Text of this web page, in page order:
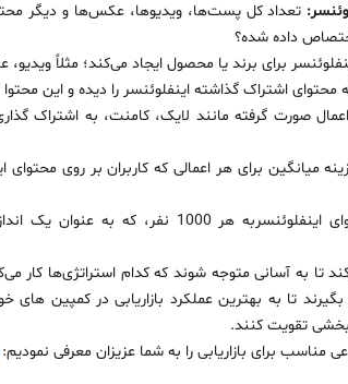
تعداد کل پست‌ها، ویدیوها، عکس‌ها و دیگر
داده شده؟
برای برند یا محصول ایجاد می‌کند؛ مثلاً
محتوای اشتراک گذاشته اینفلوئنسر را دیده و این
صورت گرفته مانند لایک، کامنت، به اشتراک
میانگین برای هر اعمالی که کاربران بر روی محتوای
هزینه تبلیغاتی نمایش محتوای اینفلوئنسربه
تا به آسانی متوجه شوند که کدام استراتژی‌ها کار
تا به بهترین عملکرد بازاریابی در کمپین های
تقویت کنند.
برای بازاریابی را به شما عزیزان معرفی نمودیم: